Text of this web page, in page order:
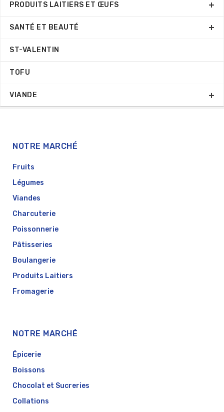
PRODUITS LAITIERS ET ŒUFS
SANTÉ ET BEAUTÉ
ST-VALENTIN
TOFU
VIANDE
NOTRE MARCHÉ
Fruits
Légumes
Viandes
Charcuterie
Poissonnerie
Pâtisseries
Boulangerie
Produits Laitiers
Fromagerie
NOTRE MARCHÉ
Épicerie
Boissons
Chocolat et Sucreries
Collations